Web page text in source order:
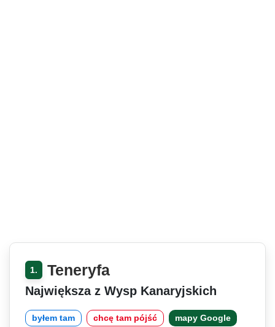
1. Teneryfa
Największa z Wysp Kanaryjskich
byłem tam chcę tam pójść mapy Google